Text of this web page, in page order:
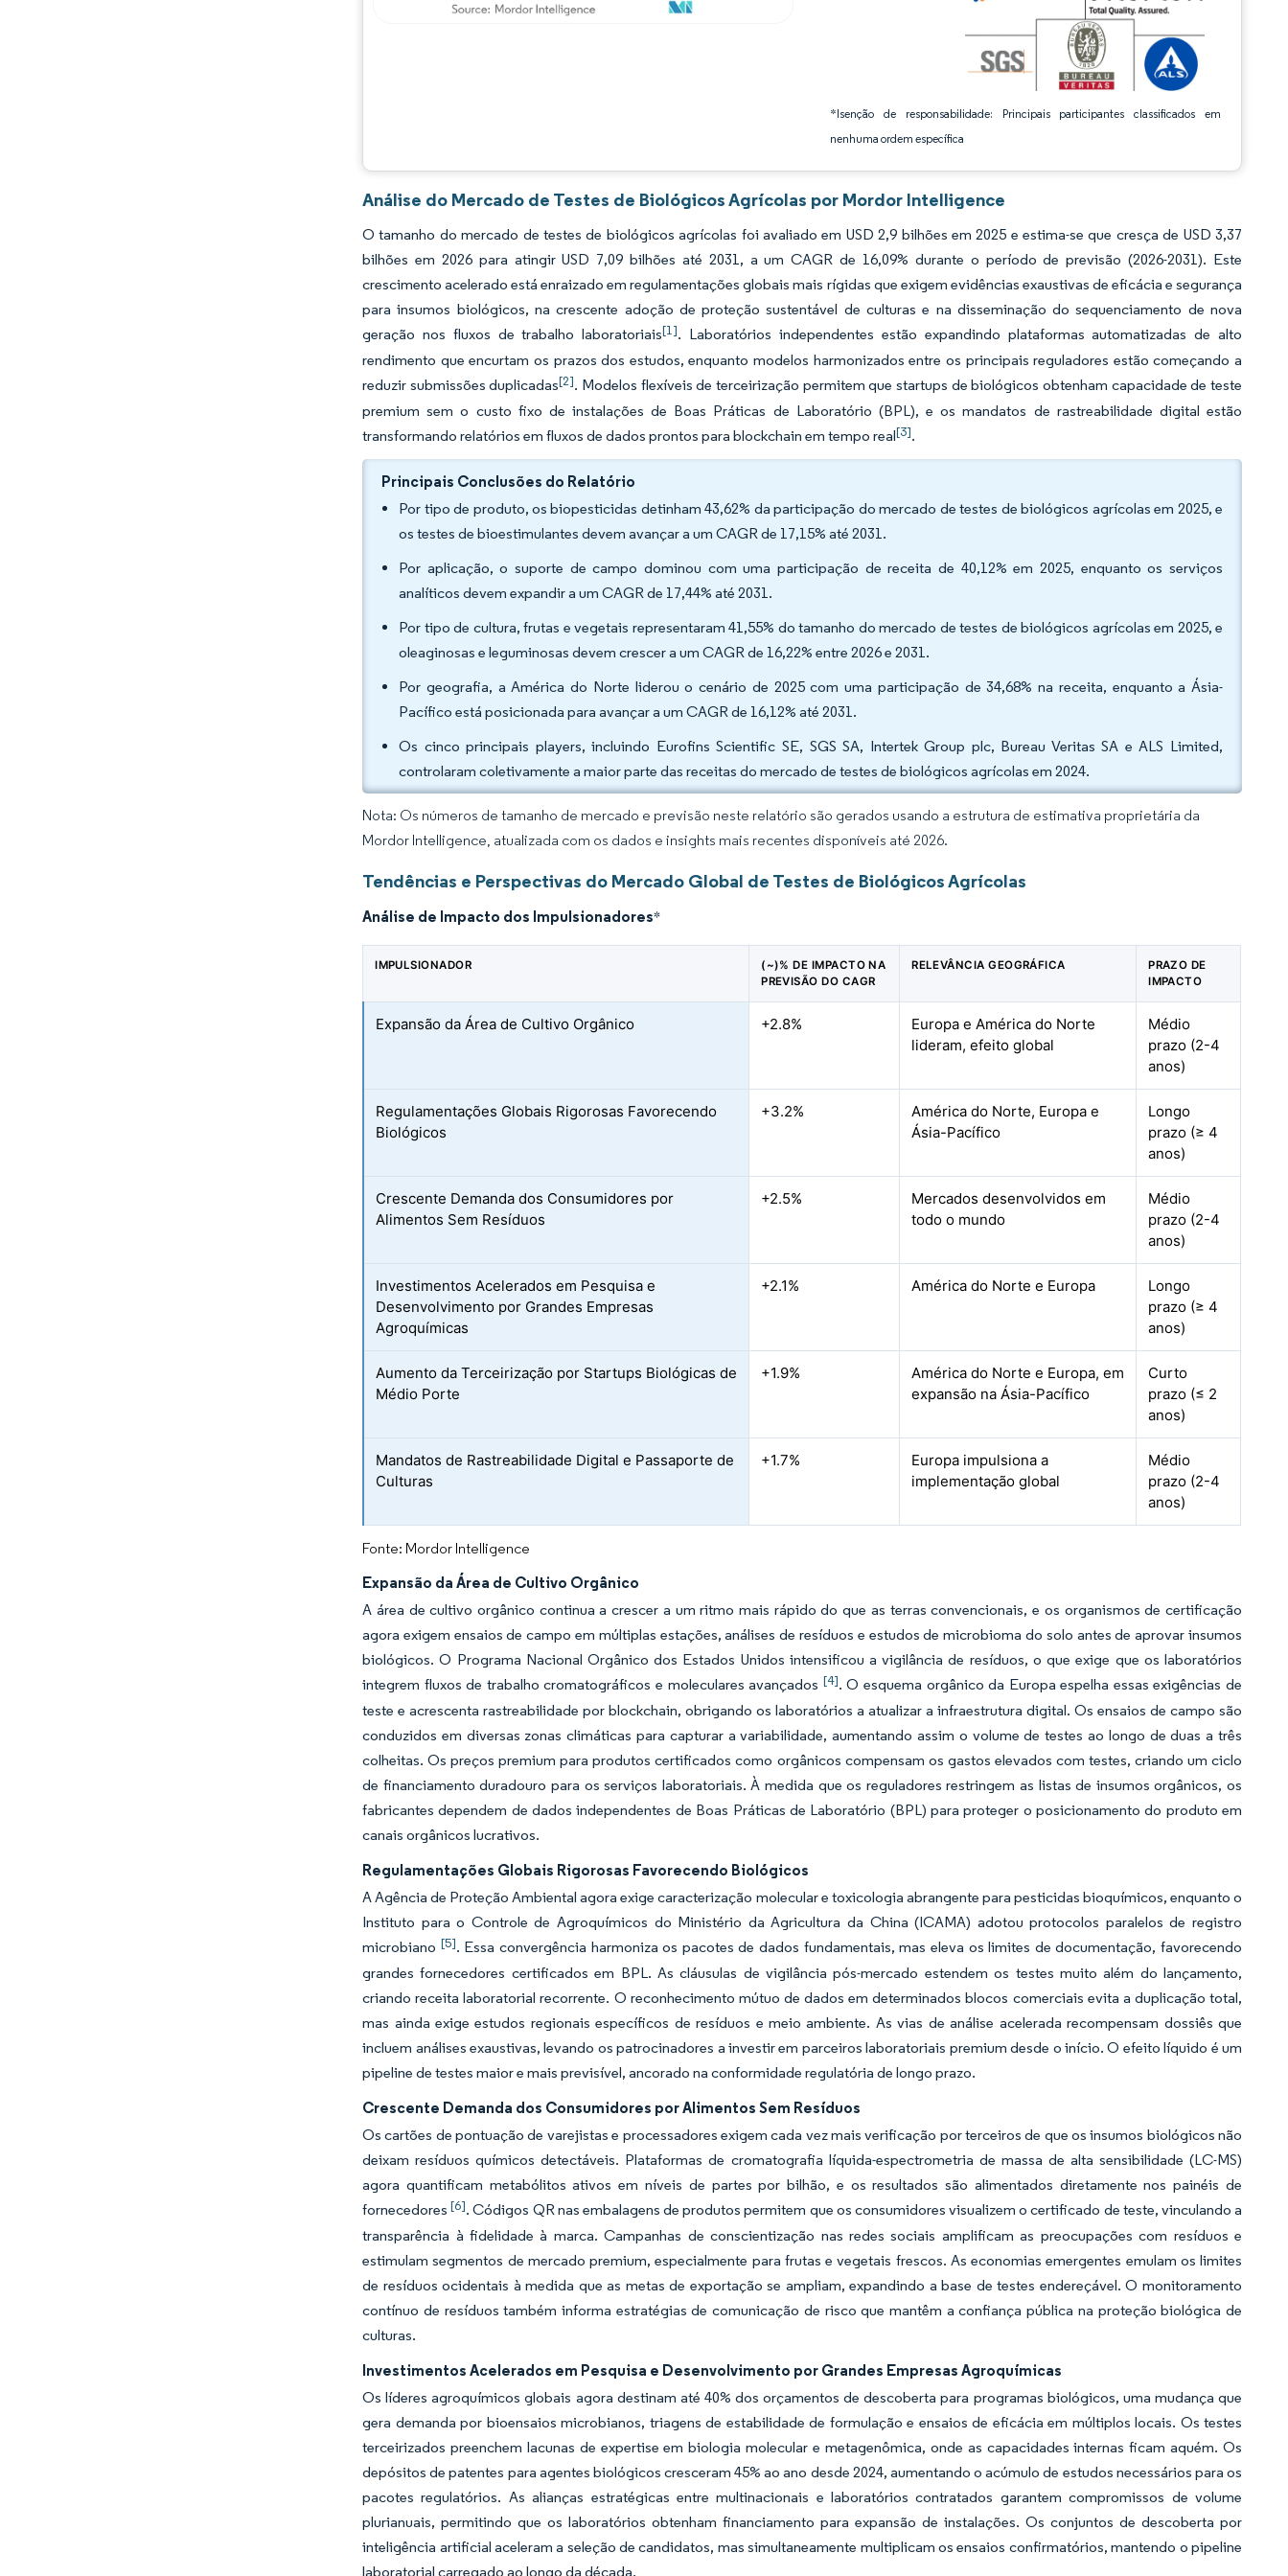
*Isenção de responsabilidade: Principais participantes classificados em
nenhuma ordem específica
Análise do Mercado de Testes de Biológicos Agrícolas por Mordor Intelligence
O tamanho do mercado de testes de biológicos agrícolas foi avaliado em USD 2,9 bilhões em 2025 e estima-se que cresça de USD 3,37
bilhões em 2026 para atingir USD 7,09 bilhões até 2031, a um CAGR de 16,09% durante o período de previsão (2026-2031). Este
crescimento acelerado está enraizado em regulamentações globais mais rígidas que exigem evidências exaustivas de eficácia e segurança
para insumos biológicos, na crescente adoção de proteção sustentável de culturas e na disseminação do sequenciamento de nova
geração nos fluxos de trabalho laboratoriais[1]. Laboratórios independentes estão expandindo plataformas automatizadas de alto
rendimento que encurtam os prazos dos estudos, enquanto modelos harmonizados entre os principais reguladores estão começando a
reduzir submissões duplicadas[2]. Modelos flexíveis de terceirização permitem que startups de biológicos obtenham capacidade de teste
premium sem o custo fixo de instalações de Boas Práticas de Laboratório (BPL), e os mandatos de rastreabilidade digital estão
transformando relatórios em fluxos de dados prontos para blockchain em tempo real[3].
Principais Conclusões do Relatório
Por tipo de produto, os biopesticidas detinham 43,62% da participação do mercado de testes de biológicos agrícolas em 2025, e
os testes de bioestimulantes devem avançar a um CAGR de 17,15% até 2031.
Por aplicação, o suporte de campo dominou com uma participação de receita de 40,12% em 2025, enquanto os serviços
analíticos devem expandir a um CAGR de 17,44% até 2031.
Por tipo de cultura, frutas e vegetais representaram 41,55% do tamanho do mercado de testes de biológicos agrícolas em 2025, e
oleaginosas e leguminosas devem crescer a um CAGR de 16,22% entre 2026 e 2031.
Por geografia, a América do Norte liderou o cenário de 2025 com uma participação de 34,68% na receita, enquanto a Ásia-
Pacífico está posicionada para avançar a um CAGR de 16,12% até 2031.
Os cinco principais players, incluindo Eurofins Scientific SE, SGS SA, Intertek Group plc, Bureau Veritas SA e ALS Limited,
controlaram coletivamente a maior parte das receitas do mercado de testes de biológicos agrícolas em 2024.
Nota: Os números de tamanho de mercado e previsão neste relatório são gerados usando a estrutura de estimativa proprietária da
Mordor Intelligence, atualizada com os dados e insights mais recentes disponíveis até 2026.
Tendências e Perspectivas do Mercado Global de Testes de Biológicos Agrícolas
Análise de Impacto dos Impulsionadores*
IMPULSIONADOR
(~)% DE IMPACTO NA
PREVISÃO DO CAGR
RELEVÂNCIA GEOGRÁFICA
PRAZO DE
IMPACTO
Expansão da Área de Cultivo Orgânico +2.8%
Europa e América do Norte
lideram, efeito global
Médio
prazo (2-4
anos)
Regulamentações Globais Rigorosas Favorecendo
Biológicos
+3.2%
América do Norte, Europa e
Ásia-Pacífico
Longo
prazo (≥ 4
anos)
Crescente Demanda dos Consumidores por
Alimentos Sem Resíduos
+2.5%
Mercados desenvolvidos em
todo o mundo
Médio
prazo (2-4
anos)
Investimentos Acelerados em Pesquisa e
Desenvolvimento por Grandes Empresas
Agroquímicas
+2.1% América do Norte e Europa
Longo
prazo (≥ 4
anos)
Aumento da Terceirização por Startups Biológicas de
Médio Porte
+1.9%
América do Norte e Europa, em
expansão na Ásia-Pacífico
Curto
prazo (≤ 2
anos)
Mandatos de Rastreabilidade Digital e Passaporte de
Culturas
+1.7%
Europa impulsiona a
implementação global
Médio
prazo (2-4
anos)
Fonte: Mordor Intelligence
Expansão da Área de Cultivo Orgânico
A área de cultivo orgânico continua a crescer a um ritmo mais rápido do que as terras convencionais, e os organismos de certificação
agora exigem ensaios de campo em múltiplas estações, análises de resíduos e estudos de microbioma do solo antes de aprovar insumos
biológicos. O Programa Nacional Orgânico dos Estados Unidos intensificou a vigilância de resíduos, o que exige que os laboratórios
integrem fluxos de trabalho cromatográficos e moleculares avançados [4]. O esquema orgânico da Europa espelha essas exigências de
teste e acrescenta rastreabilidade por blockchain, obrigando os laboratórios a atualizar a infraestrutura digital. Os ensaios de campo são
conduzidos em diversas zonas climáticas para capturar a variabilidade, aumentando assim o volume de testes ao longo de duas a três
colheitas. Os preços premium para produtos certificados como orgânicos compensam os gastos elevados com testes, criando um ciclo
de financiamento duradouro para os serviços laboratoriais. À medida que os reguladores restringem as listas de insumos orgânicos, os
fabricantes dependem de dados independentes de Boas Práticas de Laboratório (BPL) para proteger o posicionamento do produto em
canais orgânicos lucrativos.
Regulamentações Globais Rigorosas Favorecendo Biológicos
A Agência de Proteção Ambiental agora exige caracterização molecular e toxicologia abrangente para pesticidas bioquímicos, enquanto o
Instituto para o Controle de Agroquímicos do Ministério da Agricultura da China (ICAMA) adotou protocolos paralelos de registro
microbiano [5]. Essa convergência harmoniza os pacotes de dados fundamentais, mas eleva os limites de documentação, favorecendo
grandes fornecedores certificados em BPL. As cláusulas de vigilância pós-mercado estendem os testes muito além do lançamento,
criando receita laboratorial recorrente. O reconhecimento mútuo de dados em determinados blocos comerciais evita a duplicação total,
mas ainda exige estudos regionais específicos de resíduos e meio ambiente. As vias de análise acelerada recompensam dossiês que
incluem análises exaustivas, levando os patrocinadores a investir em parceiros laboratoriais premium desde o início. O efeito líquido é um
pipeline de testes maior e mais previsível, ancorado na conformidade regulatória de longo prazo.
Crescente Demanda dos Consumidores por Alimentos Sem Resíduos
Os cartões de pontuação de varejistas e processadores exigem cada vez mais verificação por terceiros de que os insumos biológicos não
deixam resíduos químicos detectáveis. Plataformas de cromatografia líquida-espectrometria de massa de alta sensibilidade (LC-MS)
agora quantificam metabólitos ativos em níveis de partes por bilhão, e os resultados são alimentados diretamente nos painéis de
fornecedores[6]. Códigos QR nas embalagens de produtos permitem que os consumidores visualizem o certificado de teste, vinculando a
transparência à fidelidade à marca. Campanhas de conscientização nas redes sociais amplificam as preocupações com resíduos e
estimulam segmentos de mercado premium, especialmente para frutas e vegetais frescos. As economias emergentes emulam os limites
de resíduos ocidentais à medida que as metas de exportação se ampliam, expandindo a base de testes endereçável. O monitoramento
contínuo de resíduos também informa estratégias de comunicação de risco que mantêm a confiança pública na proteção biológica de
culturas.
Investimentos Acelerados em Pesquisa e Desenvolvimento por Grandes Empresas Agroquímicas
Os líderes agroquímicos globais agora destinam até 40% dos orçamentos de descoberta para programas biológicos, uma mudança que
gera demanda por bioensaios microbianos, triagens de estabilidade de formulação e ensaios de eficácia em múltiplos locais. Os testes
terceirizados preenchem lacunas de expertise em biologia molecular e metagenômica, onde as capacidades internas ficam aquém. Os
depósitos de patentes para agentes biológicos cresceram 45% ao ano desde 2024, aumentando o acúmulo de estudos necessários para os
pacotes regulatórios. As alianças estratégicas entre multinacionais e laboratórios contratados garantem compromissos de volume
plurianuais, permitindo que os laboratórios obtenham financiamento para expansão de instalações. Os conjuntos de descoberta por
inteligência artificial aceleram a seleção de candidatos, mas simultaneamente multiplicam os ensaios confirmatórios, mantendo o pipeline
laboratorial carregado ao longo da década.